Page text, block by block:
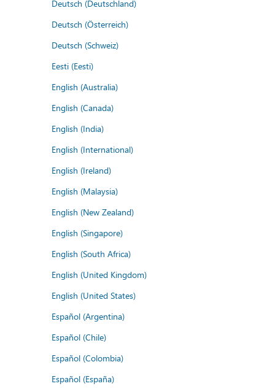
Deutsch (Deutschland)
Deutsch (Österreich)
Deutsch (Schweiz)
Eesti (Eesti)
English (Australia)
English (Canada)
English (India)
English (International)
English (Ireland)
English (Malaysia)
English (New Zealand)
English (Singapore)
English (South Africa)
English (United Kingdom)
English (United States)
Español (Argentina)
Español (Chile)
Español (Colombia)
Español (España)